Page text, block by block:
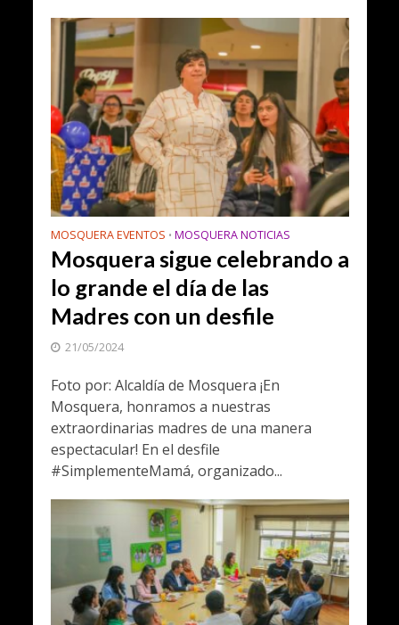
MOSQUERA EVENTOS • MOSQUERA NOTICIAS
Mosquera sigue celebrando a
lo grande el día de las
Madres con un desfile
21/05/2024
Foto por: Alcaldía de Mosquera ¡En
Mosquera, honramos a nuestras
extraordinarias madres de una manera
espectacular! En el desfile
#SimplementeMamá, organizado...